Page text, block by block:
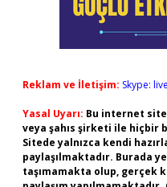
Reklam ve İletişim: Skype:
Yasal Uyarı: Bu internet
veya şahıs şirketi ile hiçbir
Sitede yalnızca kendi
paylaşılmaktadır. Burada
taşımamakta olup, gerçek